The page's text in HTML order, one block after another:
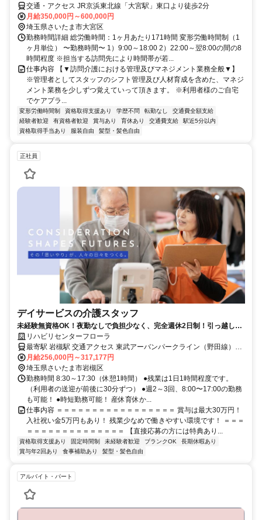
交通・アクセス JR京浜東北線「大宮駅」東口より徒歩2分
月給350,000円～600,000円
埼玉県さいたま市大宮区
勤務時間詳細 総労働時間：1ヶ月あたり171時間 変形労働時間制（1
ヶ月単位） 〜勤務時間〜 1）9:00～18:00 2）22:00～翌8:00の間の8
時間程度 ※担当する訪問先により時間帯が若...
仕事内容 【▼訪問介護における管理及びマネジメント業務全般▼】
※管理者としてスタッフのシフト管理及び人材育成を含めた、マネジ
メント業務を少しずつ覚えていって頂きます。 ※利用者様のご自宅
でケアプラ...
変形労働時間制 資格取得支援あり 学歴不問 転勤なし
交通費全額支給
経験者歓迎
有資格者歓迎 賞与あり 育休あり 交通費支給
駅近5分以内
資格取得手当あり
服装自由 髪型・髪色自由
正社員
デイサービスの介護スタッフ
未経験無資格OK！夜勤なしで負担少なく、完全週休2日制！引っ越し補
助25万円や入社祝い金5万円あり！
リハビリセンターフローラ
最寄駅 岩槻駅 交通アクセス 東武アーバンパークライン（野田線）
「岩槻駅」より徒歩8分 ●マイカー通勤OK（駐車場あり）
月給256,000円～317,177円
埼玉県さいたま市岩槻区
勤務時間 8:30～17:30（休憩1時間） ●残業は1日1時間程度です。
（利用者の送迎が前後に30分ずつ） ●週2～3回、8:00〜17:00の勤務
も可能！ ●時短勤務可能！ 産休育休か...
仕事内容 ＝＝＝＝＝＝＝＝＝＝＝＝＝＝＝＝＝ 賞与は最大30万円！
入社祝い金5万円もあり！ 残業少なめで働きやすい環境です！ ＝＝＝
＝＝＝＝＝＝＝＝＝＝＝＝＝＝ 【直接応募の方には特典あり...
資格取得支援あり 固定時間制 未経験者歓迎 ブランクOK
長期休暇あり
賞与年2回あり
食事補助あり 髪型・髪色自由
アルバイト・パート